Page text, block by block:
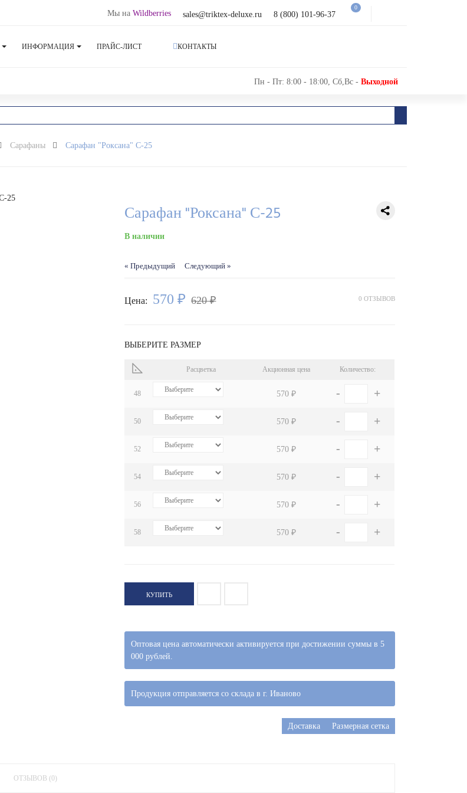
0
8 (800) 101-96-37
sales@triktex-deluxe.ru
Мы на Wildberries
ИНФОРМАЦИЯ ПРАЙС-ЛИСТ КОНТАКТЫ
Пн - Пт: 8:00 - 18:00, Сб,Вс - Выходной
Сарафаны Сарафан "Роксана" С-25
Сарафан "Роксана" С-25
В наличии
« Предыдущий Следующий »
Цена: 570 ₽ 620 ₽ 0 ОТЗЫВОВ
ВЫБЕРИТЕ РАЗМЕР
Расцветка Акционная цена Количество:
48 570 ₽ - +
50 570 ₽ - +
52 570 ₽ - +
54 570 ₽ - +
56 570 ₽ - +
58 570 ₽ - +
КУПИТЬ
Оптовая цена автоматически активируется при достижении суммы в 5
000 рублей.
Продукция отправляется со склада в г. Иваново
Доставка Размерная сетка
ОТЗЫВОВ (0)